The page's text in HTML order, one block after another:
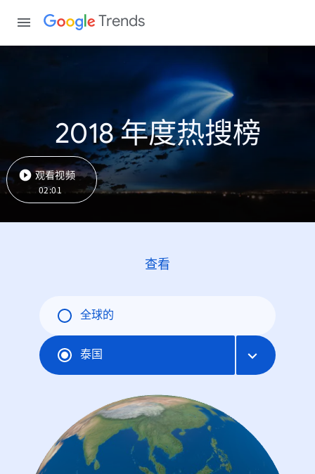
Trends
2018 年度热搜榜
观看视频
02:01
查看
全球的
泰国